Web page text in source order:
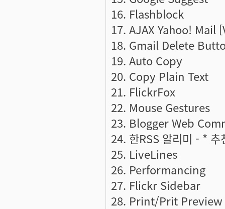
16. Flashblock
17. AJAX Yahoo! Mail
18. Gmail Delete
19. Auto Copy
20. Copy Plain Text
21. FlickrFox
22. Mouse Gestures
23. Blogger Web
24. 한RSS 알리미 - * 추
25. LiveLines
26. Performancing
27. Flickr Sidebar
28. Print/Prit Preview